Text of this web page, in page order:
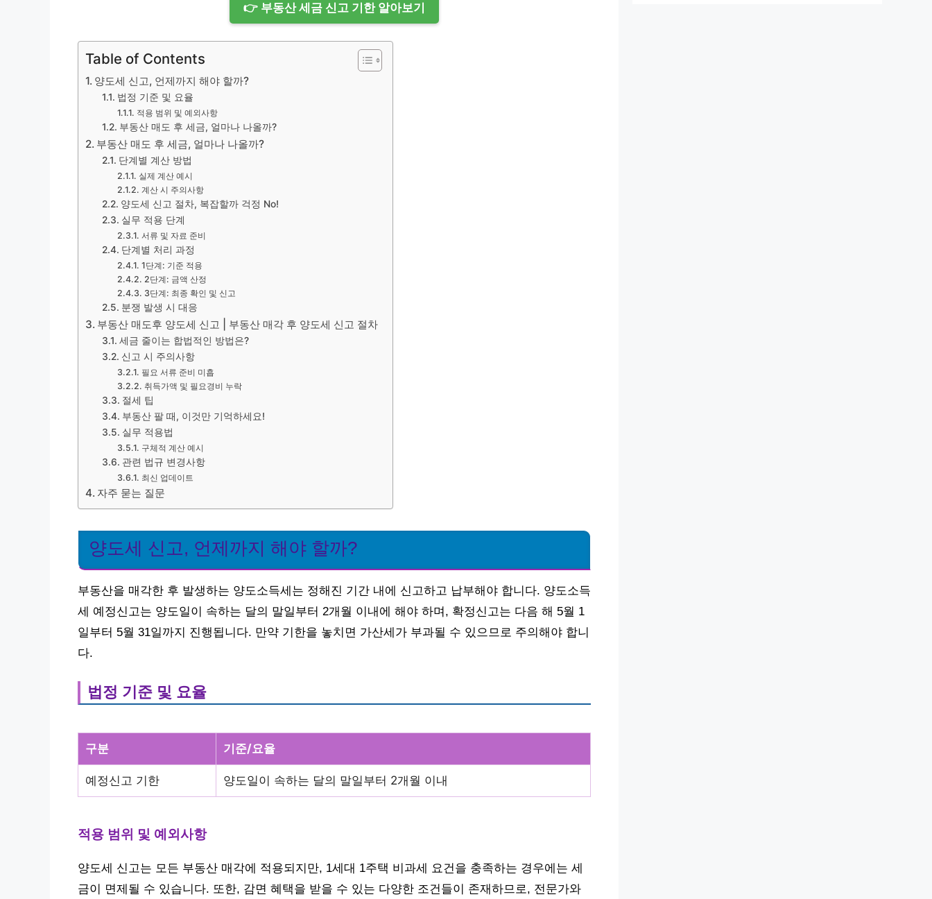
👉 부동산 세금 신고 기한 알아보기
Table of Contents
양도세 신고, 언제까지 해야 할까?
법정 기준 및 요율
적용 범위 및 예외사항
부동산 매도 후 세금, 얼마나 나올까?
부동산 매도 후 세금, 얼마나 나올까?
단계별 계산 방법
실제 계산 예시
계산 시 주의사항
양도세 신고 절차, 복잡할까 걱정 No!
실무 적용 단계
서류 및 자료 준비
단계별 처리 과정
1단계: 기준 적용
2단계: 금액 산정
3단계: 최종 확인 및 신고
분쟁 발생 시 대응
부동산 매도후 양도세 신고 | 부동산 매각 후 양도세 신고 절차
세금 줄이는 합법적인 방법은?
신고 시 주의사항
필요 서류 준비 미흡
취득가액 및 필요경비 누락
절세 팁
부동산 팔 때, 이것만 기억하세요!
실무 적용법
구체적 계산 예시
관련 법규 변경사항
최신 업데이트
자주 묻는 질문
양도세 신고, 언제까지 해야 할까?
부동산을 매각한 후 발생하는 양도소득세는 정해진 기간 내에 신고하고 납부해야 합니다. 양도소득
세 예정신고는 양도일이 속하는 달의 말일부터 2개월 이내에 해야 하며, 확정신고는 다음 해 5월 1
일부터 5월 31일까지 진행됩니다. 만약 기한을 놓치면 가산세가 부과될 수 있으므로 주의해야 합니
다.
법정 기준 및 요율
구분 기준/요율
예정신고 기한 양도일이 속하는 달의 말일부터 2개월 이내
적용 범위 및 예외사항
양도세 신고는 모든 부동산 매각에 적용되지만, 1세대 1주택 비과세 요건을 충족하는 경우에는 세
금이 면제될 수 있습니다. 또한, 감면 혜택을 받을 수 있는 다양한 조건들이 존재하므로, 전문가와